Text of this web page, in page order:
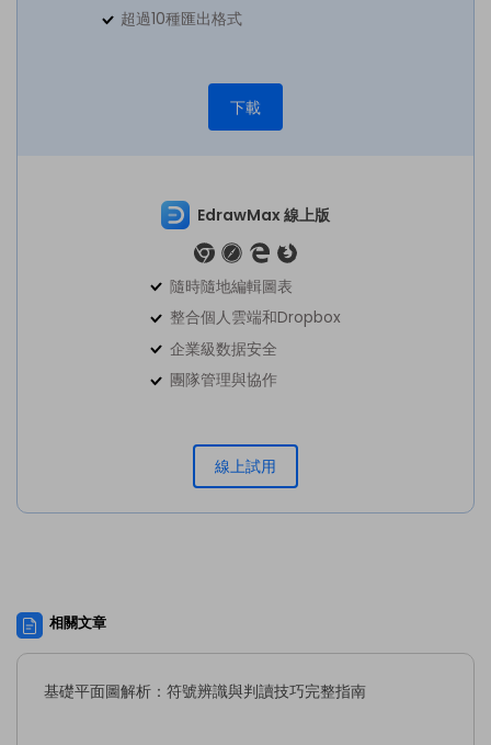
超過10種匯出格式
下載
EdrawMax 線上版
隨時隨地編輯圖表
整合個人雲端和Dropbox
企業級数据安全
團隊管理與協作
線上試用
相關文章
基礎平面圖解析：符號辨識與判讀技巧完整指南